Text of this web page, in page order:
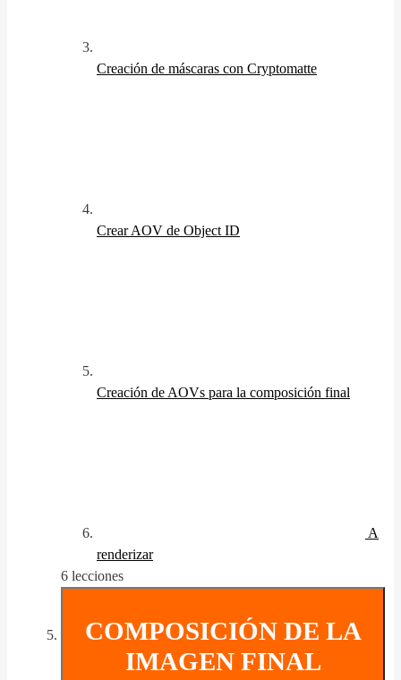
Creación de máscaras con Cryptomatte
Crear AOV de Object ID
Creación de AOVs para la composición final
A
renderizar
6 lecciones
COMPOSICIÓN DE LA
IMAGEN FINAL